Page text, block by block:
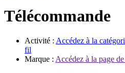
Télécommande
Activité : Accédez à la
fil
Marque : Accédez à la page